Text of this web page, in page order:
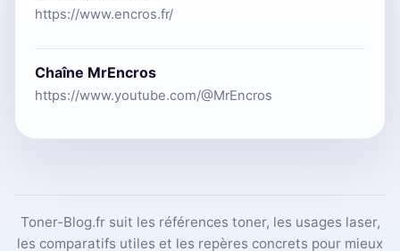
https://www.encros.fr/
Chaîne MrEncros
https://www.youtube.com/@MrEncros
Toner-Blog.fr suit les références toner, les usages laser,
les comparatifs utiles et les repères concrets pour mieux